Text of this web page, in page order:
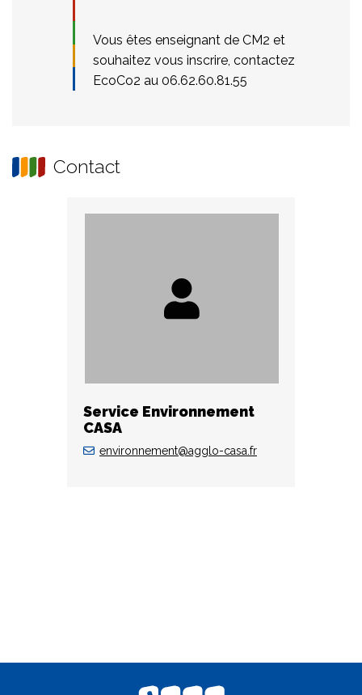
Vous êtes enseignant de CM2 et
souhaitez vous inscrire, contactez
EcoCo2 au 06.62.60.81.55
Contact
Service Environnement
CASA
environnement@agglo-casa.fr